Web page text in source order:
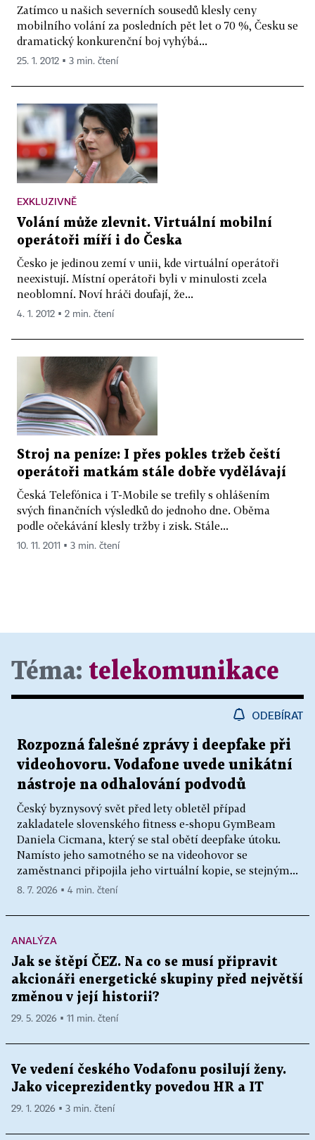
Zatímco u našich severních sousedů klesly ceny
mobilního volání za posledních pět let o 70 %, Česku se
dramatický konkurenční boj vyhýbá...
25. 1. 2012 ▪ 3 min. čtení
EXKLUZIVNĚ
Volání může zlevnit. Virtuální mobilní
operátoři míří i do Česka
Česko je jedinou zemí v unii, kde virtuální operátoři
neexistují. Místní operátoři byli v minulosti zcela
neoblomní. Noví hráči doufají, že...
4. 1. 2012 ▪ 2 min. čtení
Stroj na peníze: I přes pokles tržeb čeští
operátoři matkám stále dobře vydělávají
Česká Telefónica i T-Mobile se trefily s ohlášením
svých finančních výsledků do jednoho dne. Oběma
podle očekávání klesly tržby i zisk. Stále...
10. 11. 2011 ▪ 3 min. čtení
Téma: telekomunikace
ODEBÍRAT
Rozpozná falešné zprávy i deepfake při
videohovoru. Vodafone uvede unikátní
nástroje na odhalování podvodů
Český byznysový svět před lety obletěl případ
zakladatele slovenského fitness e-shopu GymBeam
Daniela Cicmana, který se stal obětí deepfake útoku.
Namísto jeho samotného se na videohovor se
zaměstnanci připojila jeho virtuální kopie, se stejným...
8. 7. 2026 ▪ 4 min. čtení
ANALÝZA
Jak se štěpí ČEZ. Na co se musí připravit
akcionáři energetické skupiny před největší
změnou v její historii?
29. 5. 2026 ▪ 11 min. čtení
Ve vedení českého Vodafonu posilují ženy.
Jako viceprezidentky povedou HR a IT
29. 1. 2026 ▪ 3 min. čtení